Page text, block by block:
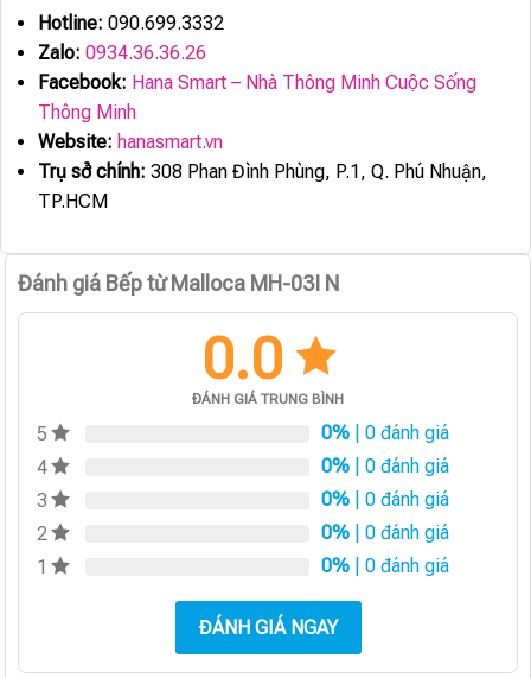
Hotline: 090.699.3332
Zalo: 0934.36.36.26
Facebook: Hana Smart – Nhà Thông Minh Cuộc Sống
Thông Minh
Website: hanasmart.vn
Trụ sở chính: 308 Phan Đình Phùng, P.1, Q. Phú Nhuận,
TP.HCM
Đánh giá Bếp từ Malloca MH-03I N
0.0
ĐÁNH GIÁ TRUNG BÌNH
5 0% | 0 đánh giá
4
0% | 0 đánh giá
3
0% | 0 đánh giá
2
0% | 0 đánh giá
1
0% | 0 đánh giá
ĐÁNH GIÁ NGAY